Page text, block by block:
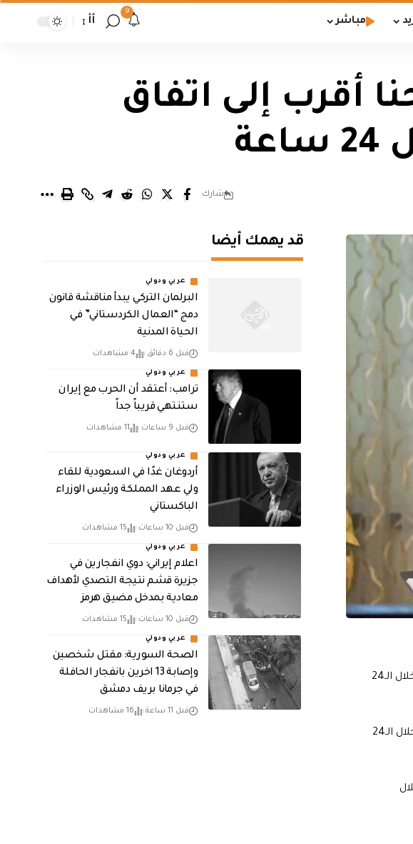
مباشر
9
أأ
أقرب إلى اتفاق
شارك
أعلن رئيس الوزراء الباكستاني شهباز شريف أنه من المرجح توقيع اتفاق السلام بين إيران والولايات المتحدة خلال الـ24
وكتب شريف على منصة “إكس”: “نحن أقرب من أي وقت مضى إلى اتفاق للسلام. من المرجح إتمام الاتفاق خلال الـ24
قد يهمك أيضا
عربي ودولي
البرلمان التركي يبدأ مناقشة قانون
دمج “العمال الكردستاني” في
الحياة المدنية
قبل 6 دقائق 4 مشاهدات
عربي ودولي
‏ترامب: أعتقد أن الحرب مع إيران
ستنتهي قريباً جداً
قبل 9 ساعات 11 مشاهدات
عربي ودولي
أردوغان غدًا في السعودية للقاء
ولي عهد المملكة ورئيس الوزراء
الباكستاني
قبل 10 ساعات 15 مشاهدات
عربي ودولي
اعلام إيراني: دوي انفجارين في
جزيرة قشم نتيجة التصدي لأهداف
معادية بمدخل مضيق هرمز
قبل 10 ساعات 15 مشاهدات
عربي ودولي
الصحة السورية: مقتل شخصين
وإصابة 13 اخرين بانفجار الحافلة
في جرمانا بريف دمشق
قبل 11 ساعة 16 مشاهدات